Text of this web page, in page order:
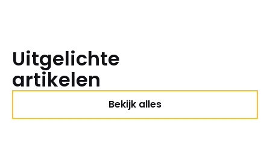
Uitgelichte
artikelen
Bekijk alles